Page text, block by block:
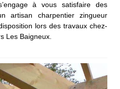
à vous satisfaire des
artisan charpentier zingueur
lors des travaux chez-
Les Baigneux.